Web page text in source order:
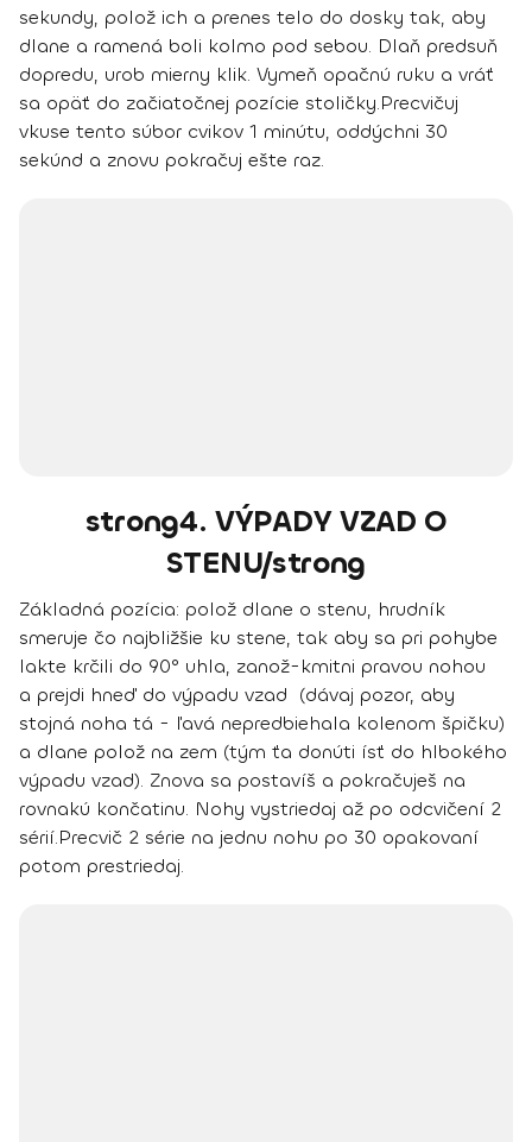
sekundy, polož ich a prenes telo do dosky tak, aby
dlane a ramená boli kolmo pod sebou. Dlaň predsuň
dopredu, urob mierny klik. Vymeň opačnú ruku a vráť
sa opäť do začiatočnej pozície stoličky.Precvičuj
vkuse tento súbor cvikov 1 minútu, oddýchni 30
sekúnd a znovu pokračuj ešte raz.
strong4. VÝPADY VZAD O
STENU/strong
Základná pozícia: polož dlane o stenu, hrudník
smeruje čo najbližšie ku stene, tak aby sa pri pohybe
lakte krčili do 90° uhla, zanož-kmitni pravou nohou
a prejdi hneď do výpadu vzad (dávaj pozor, aby
stojná noha tá - ľavá nepredbiehala kolenom špičku)
a dlane polož na zem (tým ťa donúti ísť do hlbokého
výpadu vzad). Znova sa postavíš a pokračuješ na
rovnakú končatinu. Nohy vystriedaj až po odcvičení 2
sérií.Precvič 2 série na jednu nohu po 30 opakovaní
potom prestriedaj.